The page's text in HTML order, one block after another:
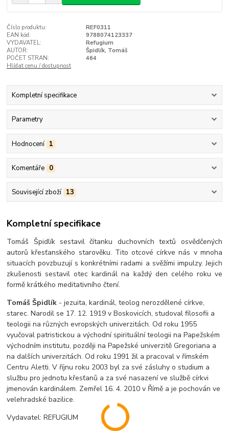
Číslo produktu:
REF0311
EAN kód:
9788074123337
VYDAVATEL:
Refugium
AUTOR:
Špidlík, Tomáš
POČET STRAN:
464
Hlídat cenu / dostupnost
Kompletní specifikace
Parametry
Hodnocení 1
Komentáře 0
Související zboží 13
Kompletní specifikace
Tomáš Špidlík sestavil čítanku duchovních textů osvědčených
autorů křesťanského starověku. Tito otcové církve nás v mnoha
situacích povzbuzují s konkrétními radami a svěžími impulzy. Jejich
zkušenosti sestavil otec kardinál na každý den celého roku ve
formě krátkého meditativního čtení.
Tomáš Špidlík - jezuita, kardinál, teolog nerozdělené církve,
starec. Narodil se 17. 12. 1919 v Boskovicích, studoval filosofii a
teologii na různých evropských univerzitách. Od roku 1955
vyučoval patristickou a východní spirituální teologii na Papežském
východním institutu, později na Papežské univerzitě Gregoriana a
na dalších univerzitách. Od roku 1991 žil a pracoval v římském
Centru Aletti. V říjnu roku 2003 byl za své zásluhy o studium a
službu pro jednotu křesťanů a za své nasazení ve službě církvi
jmenován kardinálem. Zemřel 16. 4. 2010 v Římě a je pochován ve
velehradské bazilice.
Vydavatel: REFUGIUM